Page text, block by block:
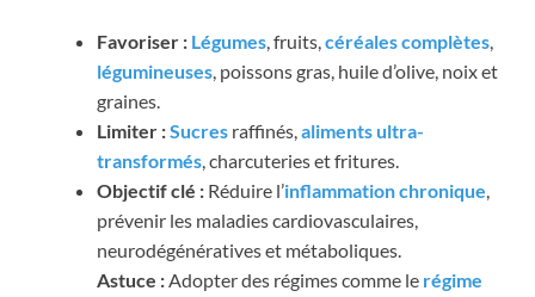
Favoriser : Légumes, fruits,céréales complètes,
légumineuses, poissons gras, huile d’olive, noix et
graines.
Limiter :Sucres raffinés,aliments ultra-
transformés, charcuteries et fritures.
Objectif clé : Réduire l’inflammation chronique,
prévenir les maladies cardiovasculaires,
neurodégénératives et métaboliques.
Astuce :Adopter des régimes comme le régime